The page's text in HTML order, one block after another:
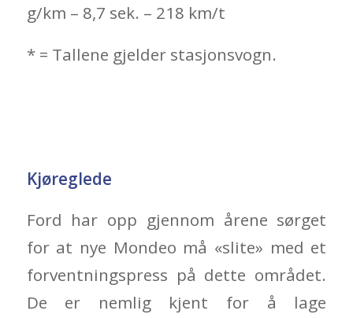
g/km – 8,7 sek. – 218 km/t
* = Tallene gjelder stasjonsvogn.
Kjøreglede
Ford har opp gjennom årene sørget
for at nye Mondeo må «slite» med et
forventningspress på dette området.
De er nemlig kjent for å lage